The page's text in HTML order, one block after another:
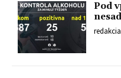
Pod
redakcia